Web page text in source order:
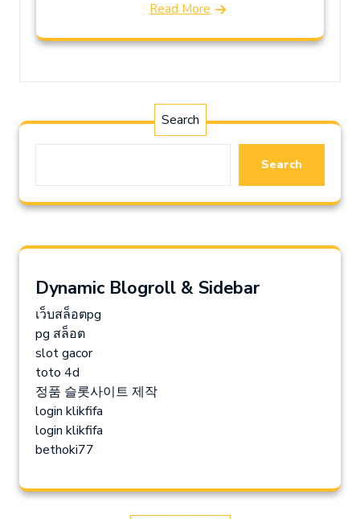
Read More
Search
Search
Dynamic Blogroll & Sidebar
เว็บสล็อตpg
pg สล็อต
slot gacor
toto 4d
정품 슬롯사이트 제작
login klikfifa
login klikfifa
bethoki77